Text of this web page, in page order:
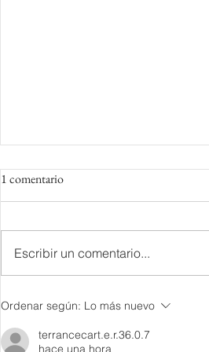
Las mujeres (directoras de cine
facturan
1 comentario
Escribir un comentario...
Ordenar según: Lo más nuevo
terrancecart.e.r.36.0.7